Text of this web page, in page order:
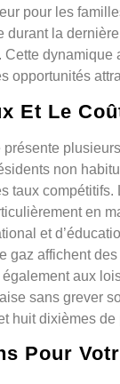
pour les
la
opportunités
Et Le
non
taux
en
et
gaz affichent
aux
sans grever
huit dixièmes
Pour